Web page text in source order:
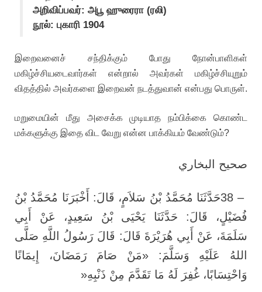
அறிவிப்பவர்: அபூ ஹுரைரா (ரலி)
நூல்: புகாரி 1904
இறைவனைச் சந்திக்கும் போது நோன்பாளிகள்
மகிழ்ச்சியடைவார்கள் என்றால் அவர்கள் மகிழ்ச்சியுறும்
விதத்தில் அவர்களை இறைவன் நடத்துவான் என்பது பொருள்.
மறுமையின் மீது அசைக்க முடியாத நம்பிக்கை கொண்ட
மக்களுக்கு இதை விட வேறு என்ன பாக்கியம் வேண்டும்?
صحيح البخاري
38 –حَدَّثَنَا مُحَمَّدُ بْنُ سَلاَمٍ، قَالَ: أَخْبَرَنَا مُحَمَّدُ بْنُ
فُضَيْلٍ، قَالَ: حَدَّثَنَا يَحْيَى بْنُ سَعِيدٍ، عَنْ أَبِي
سَلَمَةَ، عَنْ أَبِي هُرَيْرَةَ قَالَ: قَالَ رَسُولُ اللَّهِ صَلَّى
اللهُ عَلَيْهِ وَسَلَّمَ: «مَنْ صَامَ رَمَضَانَ، إِيمَانًا
وَاحْتِسَابًا، غُفِرَ لَهُ مَا تَقَدَّمَ مِنْ ذَنْبِهِ»